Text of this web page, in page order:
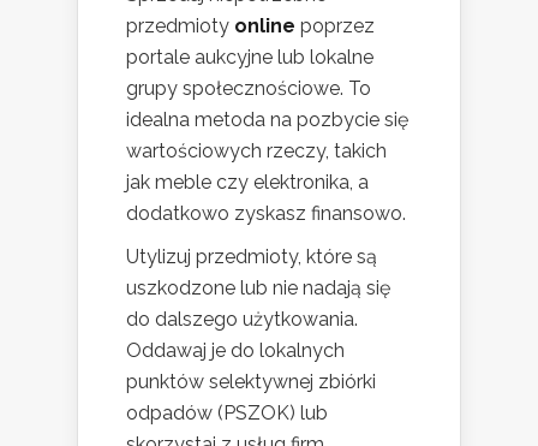
przedmioty online poprzez
portale aukcyjne lub lokalne
grupy społecznościowe. To
idealna metoda na pozbycie się
wartościowych rzeczy, takich
jak meble czy elektronika, a
dodatkowo zyskasz finansowo.
Utylizuj przedmioty, które są
uszkodzone lub nie nadają się
do dalszego użytkowania.
Oddawaj je do lokalnych
punktów selektywnej zbiórki
odpadów (PSZOK) lub